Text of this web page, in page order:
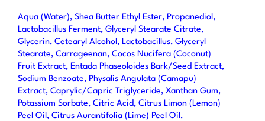
Aqua (Water), Shea Butter Ethyl Ester, Propanediol,
Lactobacillus Ferment, Glyceryl Stearate Citrate,
Glycerin, Cetearyl Alcohol, Lactobacillus, Glyceryl
Stearate, Carrageenan, Cocos Nucifera (Coconut)
Fruit Extract, Entada Phaseoloides Bark/Seed Extract,
Sodium Benzoate, Physalis Angulata (Camapu)
Extract, Caprylic/Capric Triglyceride, Xanthan Gum,
Potassium Sorbate, Citric Acid, Citrus Limon (Lemon)
Peel Oil, Citrus Aurantifolia (Lime) Peel Oil,